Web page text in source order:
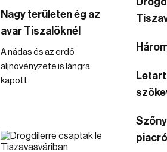
Nagy területen ég az
avar Tiszalöknél
A nádas és az erdő
aljnövényzete is lángra
kapott.
piacról